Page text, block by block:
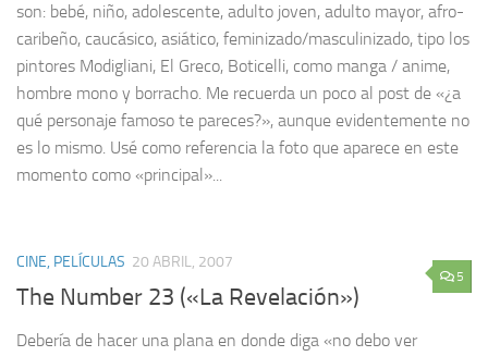
son: bebé, niño, adolescente, adulto joven, adulto mayor, afro-
caribeño, caucásico, asiático, feminizado/masculinizado, tipo los
pintores Modigliani, El Greco, Boticelli, como manga / anime,
hombre mono y borracho. Me recuerda un poco al post de «¿a
qué personaje famoso te pareces?», aunque evidentemente no
es lo mismo. Usé como referencia la foto que aparece en este
momento como «principal»...
5
CINE, PELÍCULAS 20 ABRIL, 2007
The Number 23 («La Revelación»)
Debería de hacer una plana en donde diga «no debo ver